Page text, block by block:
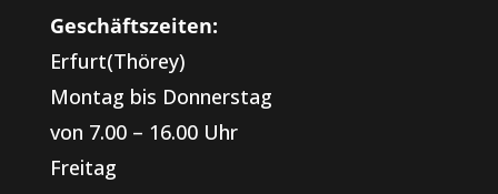
Geschäftszeiten:
Erfurt(Thörey)
Montag bis Donnerstag
von 7.00 – 16.00 Uhr
Freitag